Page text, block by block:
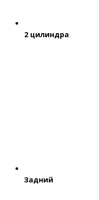
2 цилиндра
Задний